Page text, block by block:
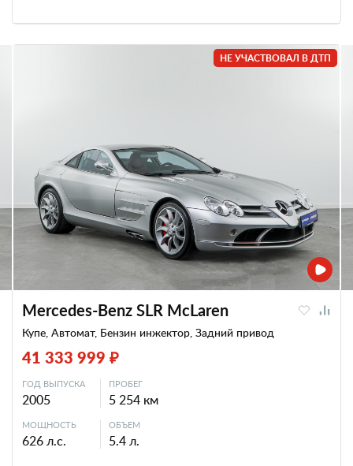
НЕ УЧАСТВОВАЛ В ДТП
Mercedes-Benz SLR McLaren
Купе, Автомат, Бензин инжектор, Задний привод
41 333 999 ₽
ГОД ВЫПУСКА
2005
ПРОБЕГ
5 254 км
МОЩНОСТЬ
626 л.с.
ОБЪЕМ
5.4 л.